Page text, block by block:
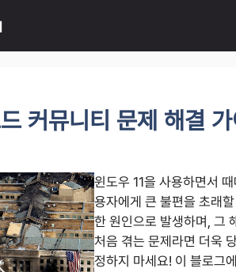
커뮤니티 문제 해결
윈도우 11을 사용하면서
용자에게 큰 불편을 초래
한 원인으로 발생하며, 그
처음 겪는 문제라면 더욱
정하지 마세요! 이 블로그